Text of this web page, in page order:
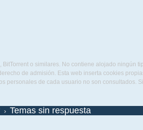
o similares. No contiene alojado ningún
de admisión. Esta web inserta cookies
personales de cada usuario no son consultados.
Temas sin respuesta